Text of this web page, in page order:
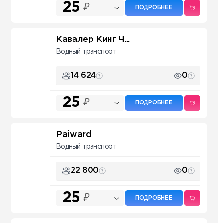
25 ₽ ПОДРОБНЕЕ
Кавалер Кинг Ч...
Водный транспорт
14 624 0
25 ₽ ПОДРОБНЕЕ
Paiward
Водный транспорт
22 800 0
25 ₽ ПОДРОБНЕЕ